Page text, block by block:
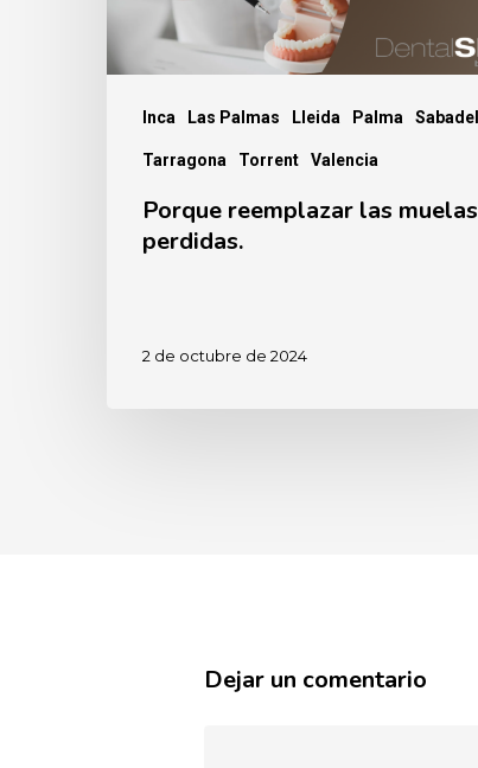
Inca Las Palmas Lleida Palma Sabadell
Tarragona Torrent Valencia
Porque reemplazar las muelas
perdidas.
2 de octubre de 2024
Dejar un comentario